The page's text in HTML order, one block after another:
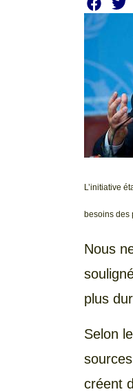
L’initiative
besoins des
Nous
plus
Selon
créent